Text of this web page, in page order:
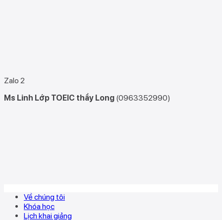
Zalo 2
Ms Linh Lớp TOEIC thầy Long (0963352990)
Về chúng tôi
Khóa học
Lịch khai giảng